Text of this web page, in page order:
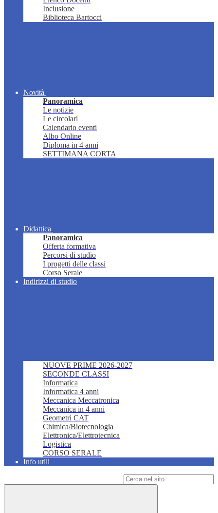
Inclusione
Biblioteca Bartocci
Novità
Panoramica
Le notizie
Le circolari
Calendario eventi
Albo Online
Diploma in 4 anni
SETTIMANA CORTA
Didattica
Panoramica
Offerta formativa
Percorsi di studio
I progetti delle classi
Corso Serale
Indirizzi di studio
NUOVE PRIME 2026-2027
SECONDE CLASSI
Informatica
Informatica 4 anni
Meccanica Meccatronica
Meccanica in 4 anni
Geometri CAT
Chimica/Biotecnologia
Elettronica/Elettrotecnica
Logistica
CORSO SERALE
Info utili